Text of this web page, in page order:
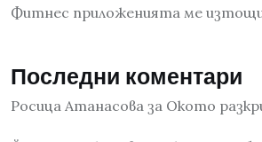
Фитнес приложенията ме
Последни коментари
Росица Атанасова за Окото